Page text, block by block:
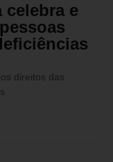
celebra e
direitos das